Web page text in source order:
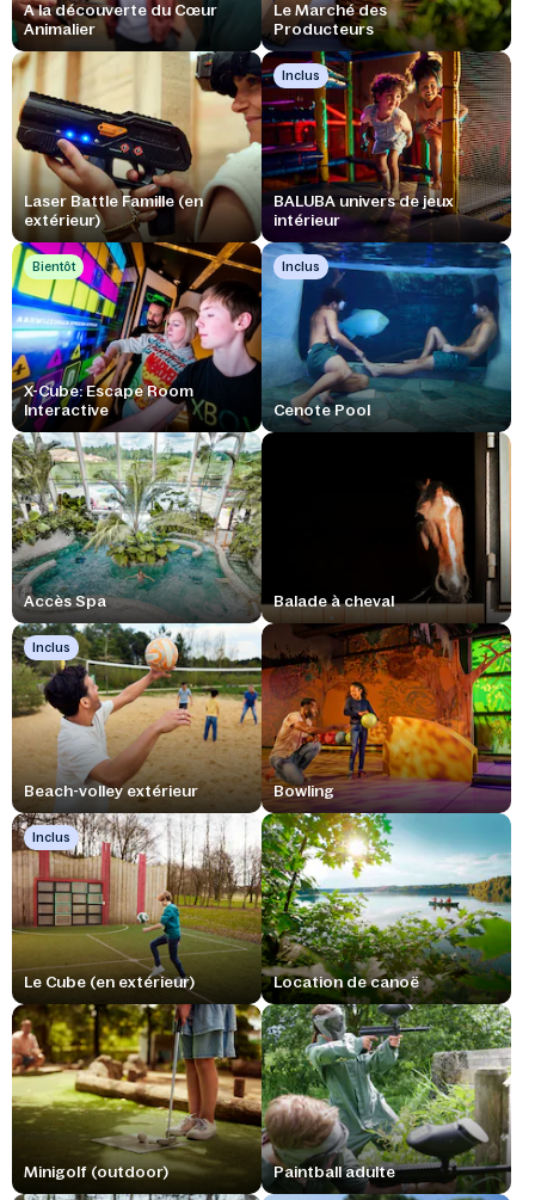
A la découverte du Cœur
Animalier
Le Marché des
Producteurs
Laser Battle Famille (en
extérieur)
Inclus
BALUBA univers de jeux
intérieur
Bientôt
X-Cube: Escape Room
Interactive
Inclus
Cenote Pool
Accès Spa Balade à cheval
Inclus
Beach-volley extérieur Bowling
Inclus
Le Cube (en extérieur) Location de canoë
Minigolf (outdoor) Paintball adulte